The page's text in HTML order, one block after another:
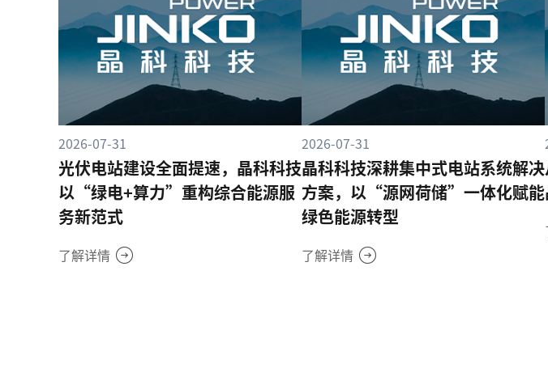
2026-07-31
光伏电站建设全面提速，晶科科技
以“绿电+算力”重构综合能源服
务新范式
了解详情
2026-07-31
晶科科技深耕集中式电站系统解决
方案，以“源网荷储”一体化赋能
绿色能源转型
了解详情